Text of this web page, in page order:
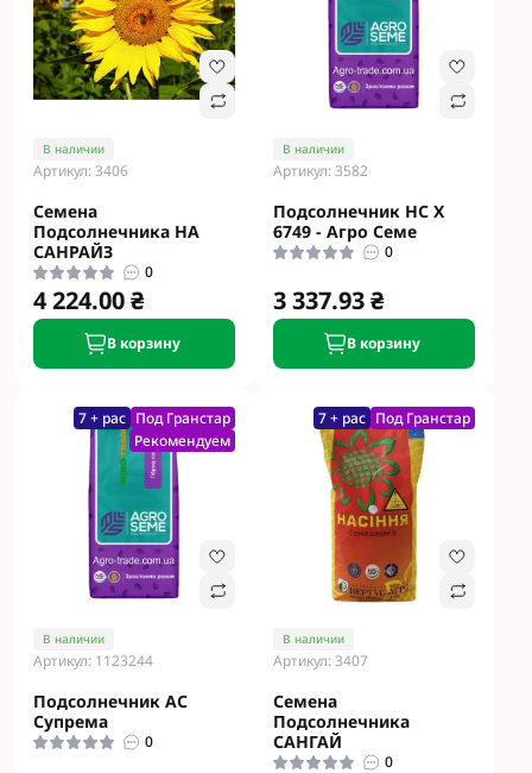
В наличии
Артикул: 3406
Семена
Подсолнечника НА
САНРАЙЗ
0
4 224.00 ₴
В корзину
В наличии
Артикул: 3582
Подсолнечник НС Х
6749 - Агро Семе
0
3 337.93 ₴
В корзину
7 + рас Под Гранстар
Рекомендуем
В наличии
Артикул: 1123244
Подсолнечник АС
Супрема
0
7 + рас Под Гранстар
В наличии
Артикул: 3407
Семена
Подсолнечника
САНГАЙ
0